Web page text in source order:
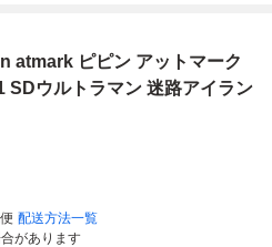
ンダイ 2000年C
09
atmark ピピン アットマーク
SDウルトラマン 迷路アイラン
配送方法一覧
があります